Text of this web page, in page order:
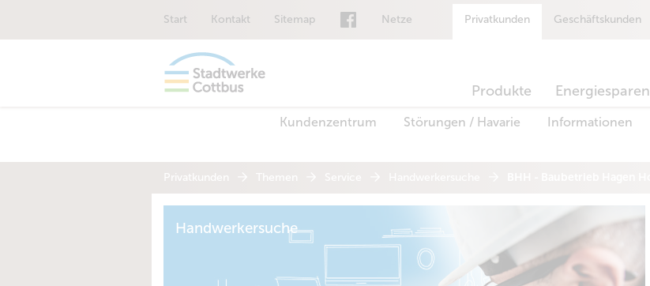
Privatkunden Geschäftskunden
Start Kontakt Sitemap Netze
Produkte Energiesparen
Kundenzentrum Störungen / Havarie Informationen
Privatkunden
Handwerkersuche